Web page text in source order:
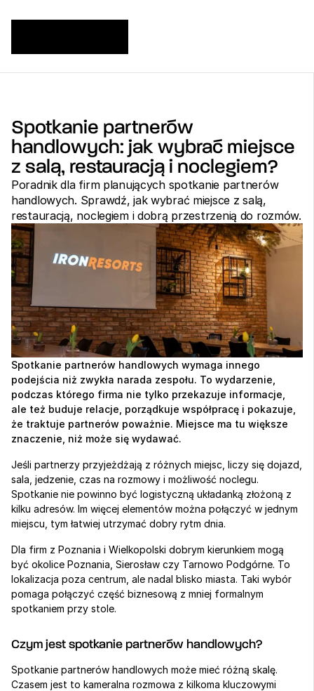
Spotkanie partnerów
handlowych: jak wybrać miejsce
z salą, restauracją i noclegiem?
Poradnik dla firm planujących spotkanie partnerów
handlowych. Sprawdź, jak wybrać miejsce z salą,
restauracją, noclegiem i dobrą przestrzenią do rozmów.
Spotkanie partnerów handlowych wymaga innego
podejścia niż zwykła narada zespołu. To wydarzenie,
podczas którego firma nie tylko przekazuje informacje,
ale też buduje relacje, porządkuje współpracę i pokazuje,
że traktuje partnerów poważnie. Miejsce ma tu większe
znaczenie, niż może się wydawać.
Jeśli partnerzy przyjeżdżają z różnych miejsc, liczy się dojazd,
sala, jedzenie, czas na rozmowy i możliwość noclegu.
Spotkanie nie powinno być logistyczną układanką złożoną z
kilku adresów. Im więcej elementów można połączyć w jednym
miejscu, tym łatwiej utrzymać dobry rytm dnia.
Dla firm z Poznania i Wielkopolski dobrym kierunkiem mogą
być okolice Poznania, Sierosław czy Tarnowo Podgórne. To
lokalizacja poza centrum, ale nadal blisko miasta. Taki wybór
pomaga połączyć część biznesową z mniej formalnym
spotkaniem przy stole.
Czym jest spotkanie partnerów handlowych?
Spotkanie partnerów handlowych może mieć różną skalę.
Czasem jest to kameralna rozmowa z kilkoma kluczowymi